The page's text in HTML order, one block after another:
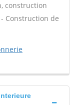
construction
Construction de